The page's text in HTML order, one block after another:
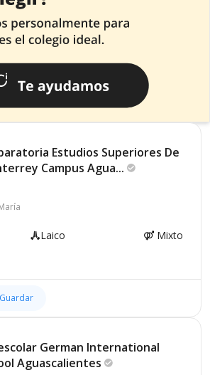
Estudios Superiores De
Campus Agua...
Laico
Mixto
Guardar
German International
Aguascalientes